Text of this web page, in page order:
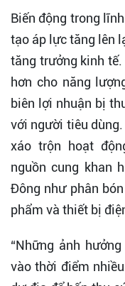
Biến động trong
tạo áp lực tăng lên
tăng trưởng kinh
hơn cho năng
biên lợi nhuận bị
với người tiêu
xáo trộn hoạt
nguồn cung khan
Đông như phân
phẩm và thiết bị
“Những ảnh
vào thời điểm